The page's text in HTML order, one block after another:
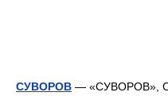
СУВОРОВ — «СУВОРОВ»,